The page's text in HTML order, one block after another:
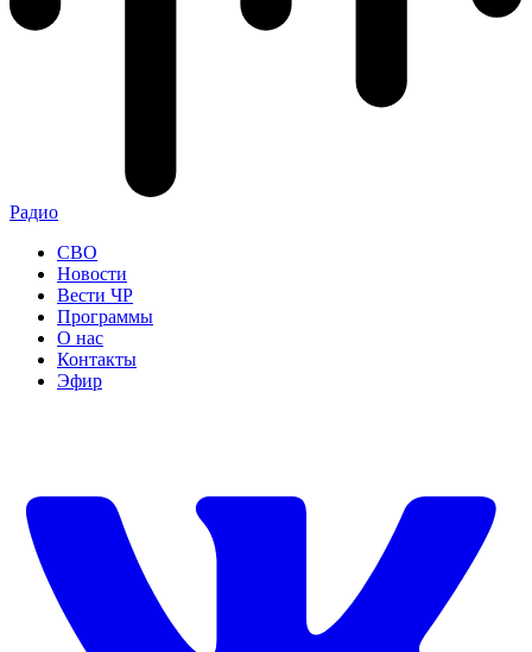
Радио
СВО
Новости
Вести ЧР
Программы
О нас
Контакты
Эфир